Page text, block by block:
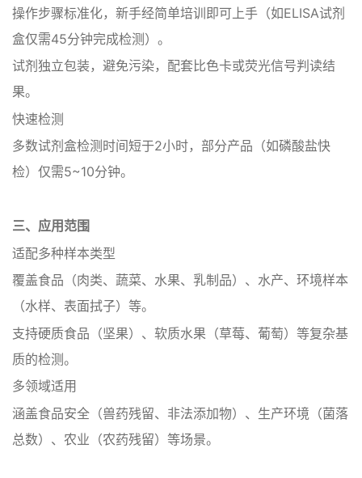
操作步骤标准化，新手经简单培训即可上手（如ELISA试剂
盒仅需45分钟完成检测）‌。
试剂独立包装，避免污染，配套比色卡或荧光信号判读结
果‌。
‌快速检测‌
多数试剂盒检测时间短于2小时，部分产品（如磷酸盐快
检）仅需5~10分钟‌。
三、‌应用范围‌
‌适配多种样本类型‌
覆盖食品（肉类、蔬菜、水果、乳制品）、水产、环境样本
（水样、表面拭子）等‌。
支持硬质食品（坚果）、软质水果（草莓、葡萄）等复杂基
质的检测‌。
‌多领域适用‌
涵盖食品安全（兽药残留、非法添加物）、生产环境（菌落
总数）、农业（农药残留）等场景‌。